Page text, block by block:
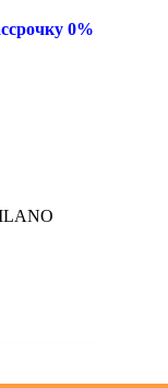
0%